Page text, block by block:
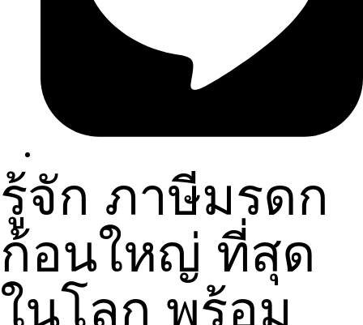
รู้จัก ภาษีมรดก
ก้อนใหญ่ ที่สุด
ในโลก พร้อม